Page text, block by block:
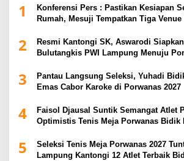
1
Konferensi Pers : Pastikan Kesiapan
Rumah, Mesuji Tempatkan Tiga Venue
2
Resmi Kantongi SK, Aswarodi
Bulutangkis PWI Lampung Menuju
3
Pantau Langsung Seleksi, Yuhadi
Emas Cabor Karoke di Porwanas 2027
4
Faisol Djausal Suntik Semangat Atlet
Optimistis Tenis Meja Porwanas Bidik
5
Seleksi Tenis Meja Porwanas 2027
Lampung Kantongi 12 Atlet Terbaik